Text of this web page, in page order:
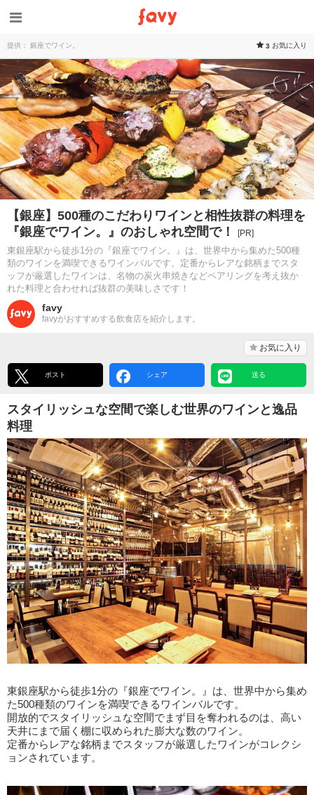
提供： 銀座でワイン。 3 お気に入り
【銀座】500種のこだわりワインと相性抜群の料理を
『銀座でワイン。』のおしゃれ空間で！
[PR]
東銀座駅から徒歩1分の『銀座でワイン。』は、世界中から集めた500種
類のワインを満喫できるワインバルです。定番からレアな銘柄までスタ
ッフが厳選したワインは、名物の炭火串焼きなどペアリングを考え抜か
れた料理と合わせれば抜群の美味しさです！
favy
favyがおすすめする飲食店を紹介します。
お気に入り
ポスト シェア 送る
スタイリッシュな空間で楽しむ世界のワインと逸品
料理
東銀座駅から徒歩1分の『銀座でワイン。』は、世界中から集め
た500種類のワインを満喫できるワインバルです。
開放的でスタイリッシュな空間でまず目を奪われるのは、高い
天井にまで届く棚に収められた膨大な数のワイン。
定番からレアな銘柄までスタッフが厳選したワインがコレクシ
ョンされています。